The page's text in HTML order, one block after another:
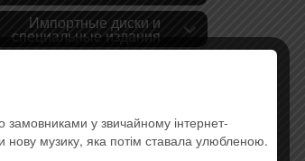
Импортные диски и
специальные издания
музыка
замовниками у звичайному інтернет-
нову музику, яка потім ставала улюбленою.